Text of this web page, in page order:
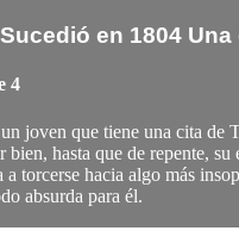
en 1804
4
un joven que tiene una cita de
bien, hasta que de repente,
a torcerse hacia algo más
absurda para él.